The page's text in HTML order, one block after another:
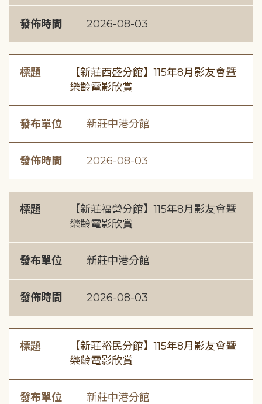
發佈時間 2026-08-03
標題
【新莊西盛分館】115年8月影友會暨
樂齡電影欣賞
發布單位 新莊中港分館
發佈時間 2026-08-03
標題
【新莊福營分館】115年8月影友會暨
樂齡電影欣賞
發布單位 新莊中港分館
發佈時間 2026-08-03
標題
【新莊裕民分館】115年8月影友會暨
樂齡電影欣賞
發布單位 新莊中港分館